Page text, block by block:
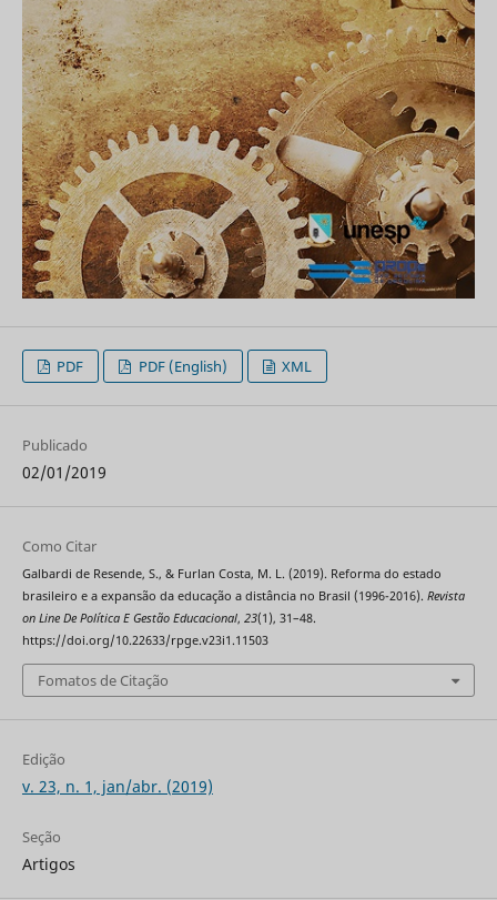
PDF PDF (English) XML
Publicado
02/01/2019
Como Citar
Galbardi de Resende, S., & Furlan Costa, M. L. (2019). Reforma do estado
brasileiro e a expansão da educação a distância no Brasil (1996-2016). Revista
on Line De Política E Gestão Educacional, 23(1), 31–48.
https://doi.org/10.22633/rpge.v23i1.11503
Fomatos de Citação
Edição
v. 23, n. 1, jan/abr. (2019)
Seção
Artigos